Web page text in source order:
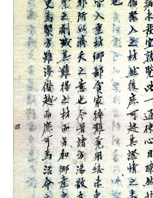
5 절기
6 국학
7 규합총서
8 김구
9 사회적 소수자
10 어복쟁반